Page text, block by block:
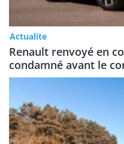
Actualite
Renault renvoyé en
condamné avant le